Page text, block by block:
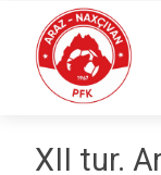
XII tur.